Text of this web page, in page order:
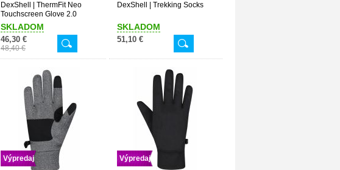
DexShell | ThermFit Neo
Touchscreen Glove 2.0
SKLADOM
46,30 €
48,40 €
DexShell | Trekking Socks
SKLADOM
51,10 €
Výpredaj Výpredaj